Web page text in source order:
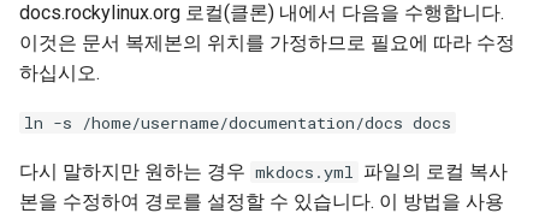
docs.rockylinux.org 로컬(클론) 내에서 다음을 수행합니다.
이것은 문서 복제본의 위치를 가정하므로 필요에 따라 수정
하십시오.
ln -s /home/username/documentation/docs docs
다시 말하지만 원하는 경우 mkdocs.yml 파일의 로컬 복사
본을 수정하여 경로를 설정할 수 있습니다. 이 방법을 사용